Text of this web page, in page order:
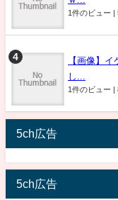
1件のビュー |
【画像】
し...
1件のビュー |
5ch広告
5ch広告